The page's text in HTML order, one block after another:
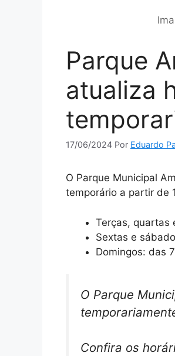
Parque
atualiza
17/06/2024 Por Eduardo
O Parque Municipal
temporário a partir de
Terças, quartas
Sextas e
Domingos: das
O Parque
Confira os